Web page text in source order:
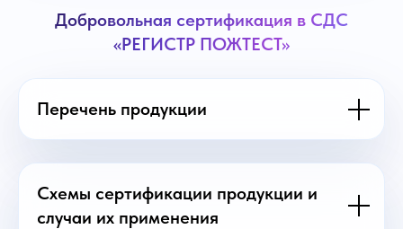
Добровольная сертификация в СДС
«РЕГИСТР ПОЖТЕСТ»
Перечень продукции
Схемы сертификации продукции и
случаи их применения